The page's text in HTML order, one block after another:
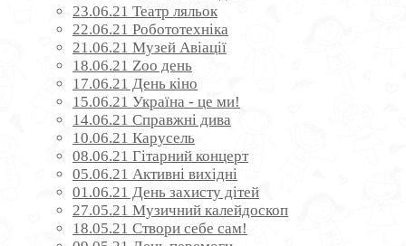
23.06.21 Театр ляльок
22.06.21 Робототехніка
21.06.21 Музей Авіації
18.06.21 Zoo день
17.06.21 День кіно
15.06.21 Україна - це ми!
14.06.21 Справжні дива
10.06.21 Карусель
08.06.21 Гітарний концерт
05.06.21 Активні вихідні
01.06.21 День захисту дітей
27.05.21 Музичний калейдоскоп
18.05.21 Створи себе сам!